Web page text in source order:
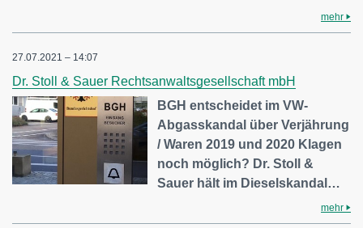
mehr
27.07.2021 – 14:07
Dr. Stoll & Sauer Rechtsanwaltsgesellschaft mbH
BGH entscheidet im VW-
Abgasskandal über Verjährung
/ Waren 2019 und 2020 Klagen
noch möglich? Dr. Stoll &
Sauer hält im Dieselskandal…
mehr